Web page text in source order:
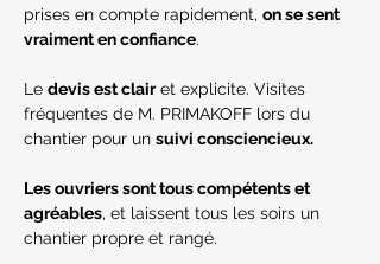
prises en compte rapidement, on se sent
vraiment en confiance.
Le devis est clair et explicite. Visites
fréquentes de M. PRIMAKOFF lors du
chantier pour un suivi consciencieux.
Les ouvriers sont tous compétents et
agréables, et laissent tous les soirs un
chantier propre et rangé.